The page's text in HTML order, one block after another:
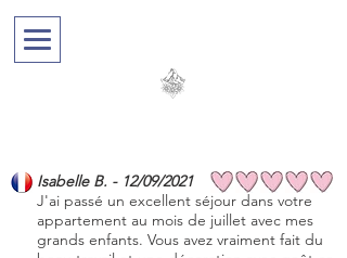
Isabelle B. - 12/09/2021
J'ai passé un excellent séjour dans votre
appartement au mois de juillet avec mes
grands enfants. Vous avez vraiment fait du